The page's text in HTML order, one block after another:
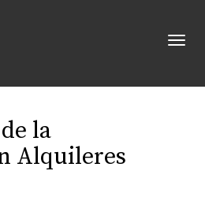
la
Alquileres